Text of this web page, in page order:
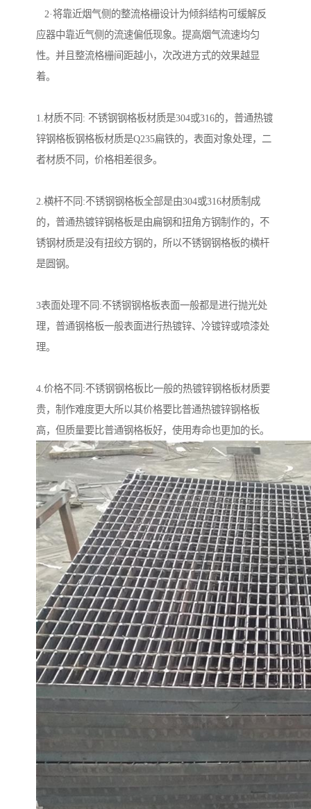
2·将靠近烟气侧的整流格栅设计为倾斜结构可缓解反
应器中靠近气侧的流速偏低现象。提高烟气流速均匀
性。并且整流格栅间距越小，次改进方式的效果越显
着。
1.材质不同: 不锈钢钢格板材质是304或316的，普通热镀
锌钢格板钢格板材质是Q235扁铁的，表面对象处理，二
者材质不同，价格相差很多。
2.横杆不同:不锈钢钢格板全部是由304或316材质制成
的，普通热镀锌钢格板是由扁钢和扭角方钢制作的，不
锈钢材质是没有扭绞方钢的，所以不锈钢钢格板的横杆
是圆钢。
3表面处理不同:不锈钢钢格板表面一般都是进行抛光处
理，普通钢格板一般表面进行热镀锌、冷镀锌或喷漆处
理。
4.价格不同:不锈钢钢格板比一般的热镀锌钢格板材质要
贵，制作难度更大所以其价格要比普通热镀锌钢格板
高，但质量要比普通钢格板好，使用寿命也更加的长。